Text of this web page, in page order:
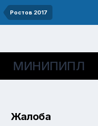
Ростов 2017
МИНИПИПЛ
Жалоба